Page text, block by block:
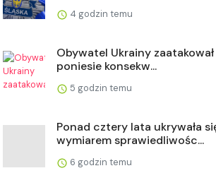
4 godzin temu
Obywatel Ukrainy
poniesie konsekw...
5 godzin temu
Ponad cztery lata ukrywała
wymiarem sprawiedliwośc...
6 godzin temu